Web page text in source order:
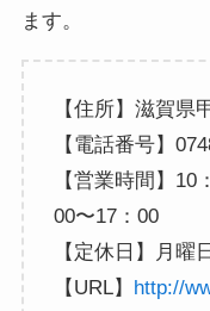
ます。
【住所】滋賀県
【電話番号】
【営業時間】
00〜17：00
【定休日】月曜
【URL】 http://